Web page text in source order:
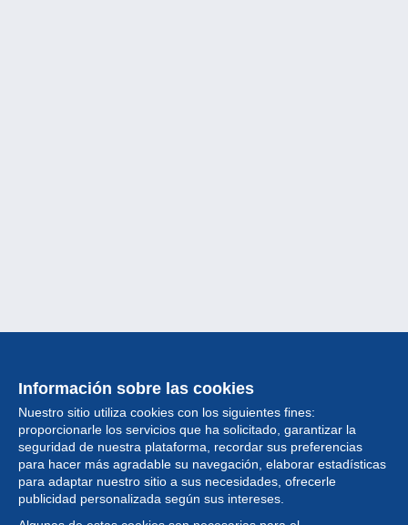
Información sobre las cookies
Nuestro sitio utiliza cookies con los siguientes fines:
proporcionarle los servicios que ha solicitado, garantizar la
seguridad de nuestra plataforma, recordar sus preferencias
para hacer más agradable su navegación, elaborar estadísticas
para adaptar nuestro sitio a sus necesidades, ofrecerle
publicidad personalizada según sus intereses.
Colección